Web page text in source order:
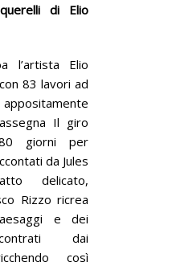
di Elio
l’artista Elio
83 lavori ad
Il giro
giorni per
da Jules
delicato,
Rizzo ricrea
e dei
dai
così